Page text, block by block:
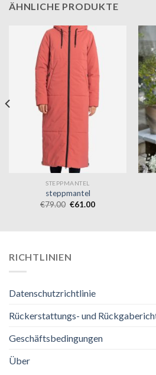
ÄHNLICHE PRODUKTE
STEPPMANTEL
steppmantel
€79.00 €61.00
RICHTLINIEN
Datenschutzrichtlinie
Rückerstattungs- und
Geschäftsbedingungen
Über